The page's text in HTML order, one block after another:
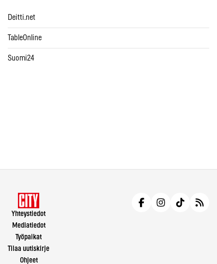
Deitti.net
TableOnline
Suomi24
Yhteystiedot
Mediatiedot
Työpaikat
Tilaa uutiskirje
Ohjeet